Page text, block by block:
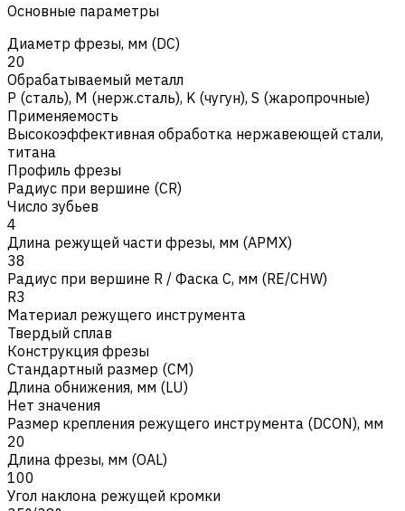
Основные параметры
Диаметр фрезы, мм (DC)
20
Обрабатываемый металл
Р (сталь), M (нерж.сталь), K (чугун), S (жаропрочные)
Применяемость
Высокоэффективная обработка нержавеющей стали,
титана
Профиль фрезы
Радиус при вершине (CR)
Число зубьев
4
Длина режущей части фрезы, мм (APMX)
38
Радиус при вершине R / Фаска C, мм (RE/CHW)
R3
Материал режущего инструмента
Твердый сплав
Конструкция фрезы
Стандартный размер (CM)
Длина обнижения, мм (LU)
Нет значения
Размер крепления режущего инструмента (DCON), мм
20
Длина фрезы, мм (OAL)
100
Угол наклона режущей кромки